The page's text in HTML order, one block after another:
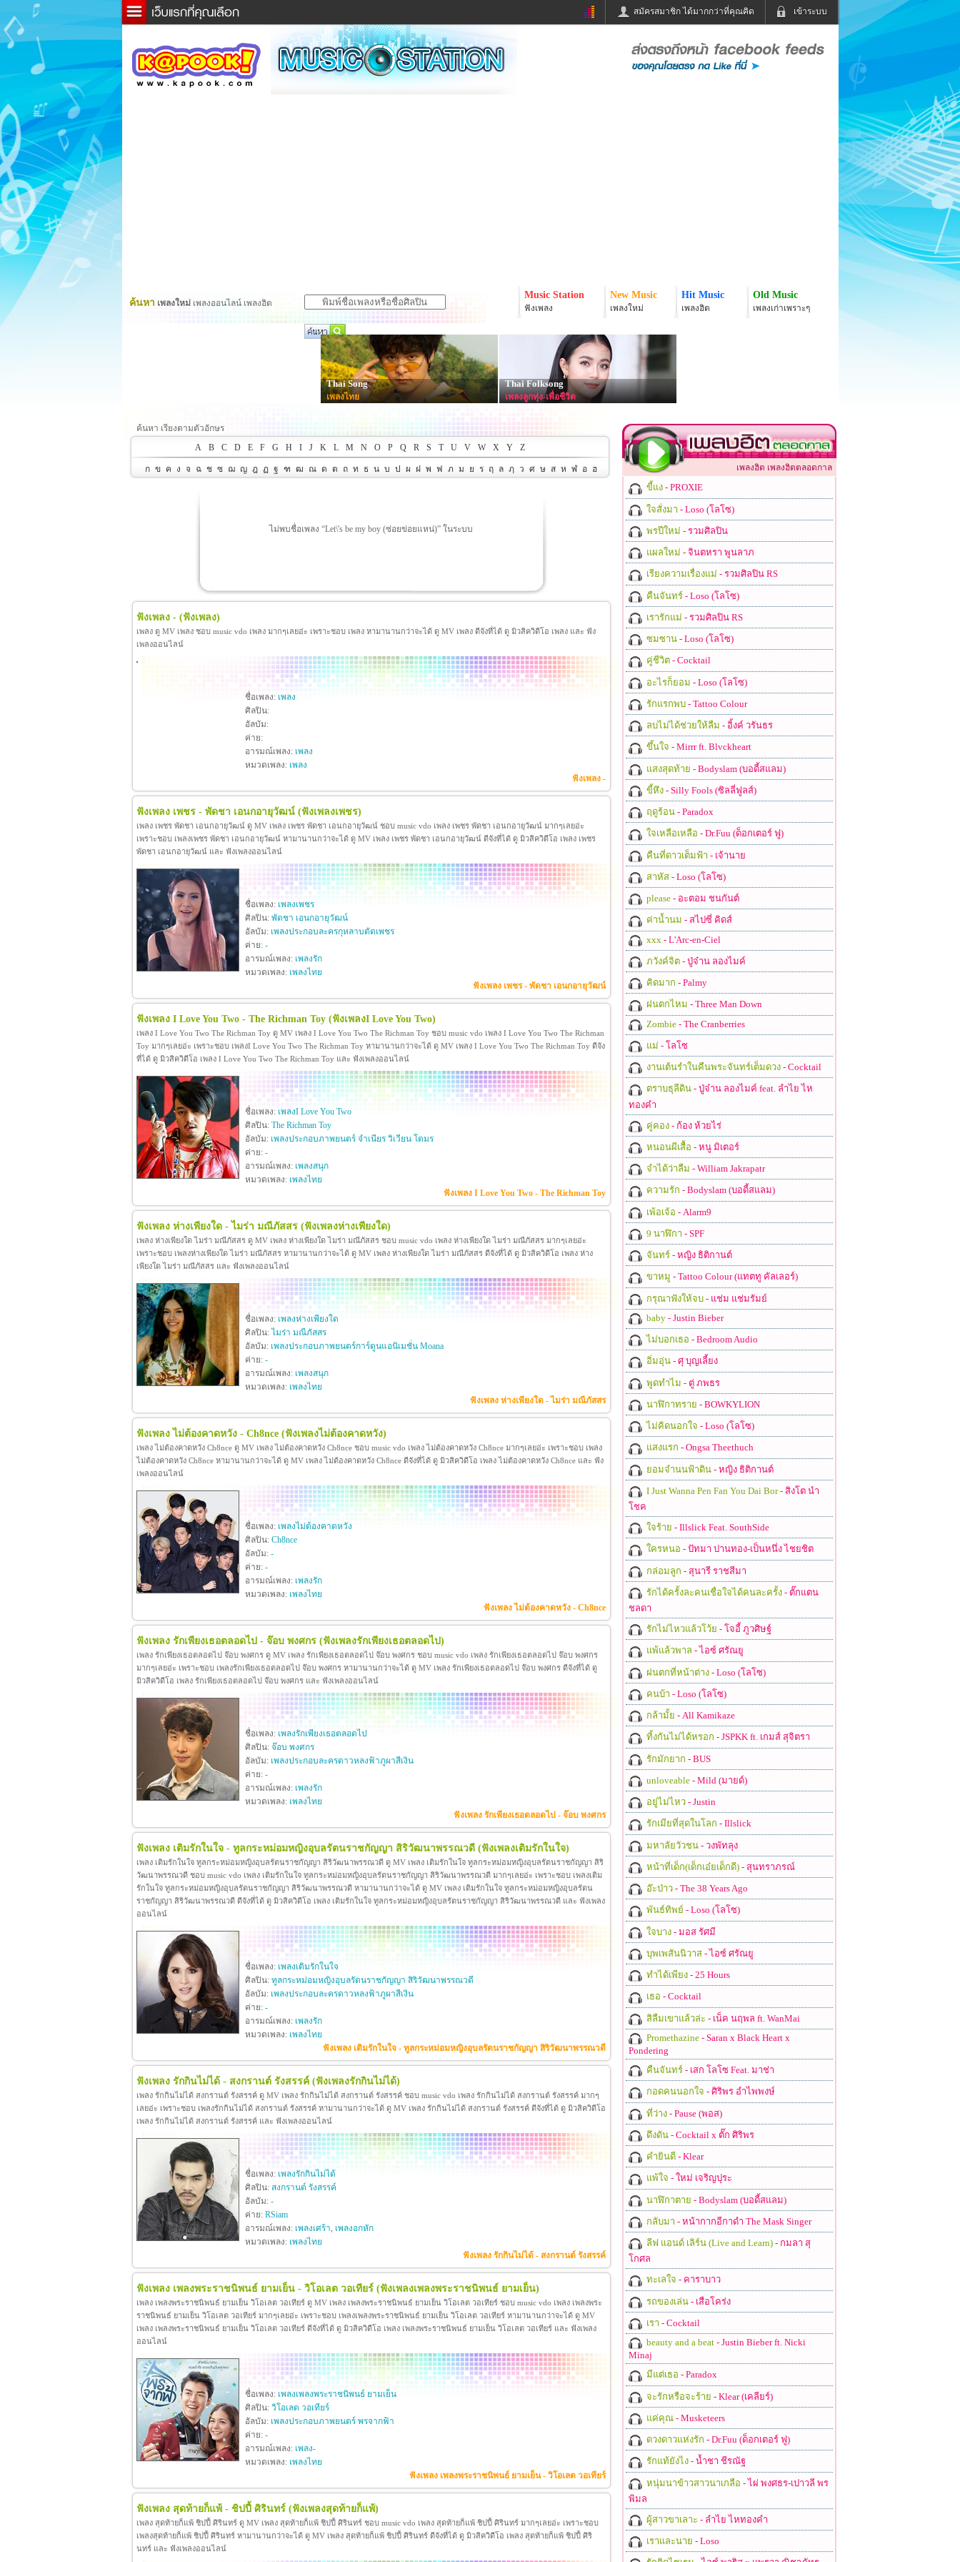
เข้าระบบ
สมัครสมาชิก ได้มากกว่าที่คุณคิด
ข่าวด่วน ข่าวสั้น
ละคร
หนังใหม่
ฟังวิทยุออนไลน์
หมากรุกไทย
Email
ค้นหา เพลงใหม่ เพลงออนไลน์ เพลงฮิต
Music Station
ฟังเพลง
New Music
เพลงใหม่
Hit Music
เพลงฮิต
Old Music
เพลงเก่าเพราะๆ
Thai Song
เพลงไทย
Thai Folksong
เพลงลูกทุ่ง-เพื่อชีวิต
ค้นหา เรียงตามตัวอักษร
A
B C D E F G H I J K L M N O P Q R S T U V W X Y Z
ก ข ค ง จ ฉ ช ซ ฌ ญ ฎ ฏ ฐ ฑ ฒ ณ ด ต ถ ท ธ น บ ป ผ ฝ พ ฟ ภ ม ย ร ฤ ล ฦ ว ศ ษ ส ห ฬ อ ฮ
ไม่พบชื่อเพลง “Let\'s be my boy (ซ่อยข่อยแหน่)” ในระบบ
ฟังเพลง - (ฟังเพลง)
เพลง ดู MV เพลง ชอบ music vdo เพลง มากๆเลยอ่ะ เพราะชอบ เพลง หามานานกว่าจะได้ ดู MV เพลง ดีจังที่ได้ ดู มิวสิควิดีโอ เพลง และ ฟัง
เพลงออนไลน์
ชื่อเพลง: เพลง
ศิลปิน:
อัลบัม:
ค่าย:
อารมณ์เพลง: เพลง
หมวดเพลง: เพลง
ฟังเพลง -
ฟังเพลง เพชร - พัดชา เอนกอายุวัฒน์ (ฟังเพลงเพชร)
เพลง เพชร พัดชา เอนกอายุวัฒน์ ดู MV เพลง เพชร พัดชา เอนกอายุวัฒน์ ชอบ music vdo เพลง เพชร พัดชา เอนกอายุวัฒน์ มากๆเลยอ่ะ
เพราะชอบ เพลงเพชร พัดชา เอนกอายุวัฒน์ หามานานกว่าจะได้ ดู MV เพลง เพชร พัดชา เอนกอายุวัฒน์ ดีจังที่ได้ ดู มิวสิควิดีโอ เพลง เพชร
พัดชา เอนกอายุวัฒน์ และ ฟังเพลงออนไลน์
ชื่อเพลง: เพลงเพชร
ศิลปิน: พัดชา เอนกอายุวัฒน์
อัลบัม: เพลงประกอบละครกุหลาบตัดเพชร
ค่าย: -
อารมณ์เพลง: เพลงรัก
หมวดเพลง: เพลงไทย
ฟังเพลง เพชร - พัดชา เอนกอายุวัฒน์
ฟังเพลง I Love You Two - The Richman Toy (ฟังเพลงI Love You Two)
เพลง I Love You Two The Richman Toy ดู MV เพลง I Love You Two The Richman Toy ชอบ music vdo เพลง I Love You Two The Richman
Toy มากๆเลยอ่ะ เพราะชอบ เพลงI Love You Two The Richman Toy หามานานกว่าจะได้ ดู MV เพลง I Love You Two The Richman Toy ดีจัง
ที่ได้ ดู มิวสิควิดีโอ เพลง I Love You Two The Richman Toy และ ฟังเพลงออนไลน์
ชื่อเพลง: เพลงI Love You Two
ศิลปิน: The Richman Toy
อัลบัม: เพลงประกอบภาพยนตร์ จำเนียร วิเวียน โตมร
ค่าย: -
อารมณ์เพลง: เพลงสนุก
หมวดเพลง: เพลงไทย
ฟังเพลง I Love You Two - The Richman Toy
ฟังเพลง ห่างเพียงใด - ไมร่า มณีภัสสร (ฟังเพลงห่างเพียงใด)
เพลง ห่างเพียงใด ไมร่า มณีภัสสร ดู MV เพลง ห่างเพียงใด ไมร่า มณีภัสสร ชอบ music vdo เพลง ห่างเพียงใด ไมร่า มณีภัสสร มากๆเลยอ่ะ
เพราะชอบ เพลงห่างเพียงใด ไมร่า มณีภัสสร หามานานกว่าจะได้ ดู MV เพลง ห่างเพียงใด ไมร่า มณีภัสสร ดีจังที่ได้ ดู มิวสิควิดีโอ เพลง ห่าง
เพียงใด ไมร่า มณีภัสสร และ ฟังเพลงออนไลน์
ชื่อเพลง: เพลงห่างเพียงใด
ศิลปิน: ไมร่า มณีภัสสร
อัลบัม: เพลงประกอบภาพยนตร์การ์ตูนแอนิเมชั่น Moana
ค่าย: -
อารมณ์เพลง: เพลงสนุก
หมวดเพลง: เพลงไทย
ฟังเพลง ห่างเพียงใด - ไมร่า มณีภัสสร
ฟังเพลง ไม่ต้องคาดหวัง - Ch8nce (ฟังเพลงไม่ต้องคาดหวัง)
เพลง ไม่ต้องคาดหวัง Ch8nce ดู MV เพลง ไม่ต้องคาดหวัง Ch8nce ชอบ music vdo เพลง ไม่ต้องคาดหวัง Ch8nce มากๆเลยอ่ะ เพราะชอบ เพลง
ไม่ต้องคาดหวัง Ch8nce หามานานกว่าจะได้ ดู MV เพลง ไม่ต้องคาดหวัง Ch8nce ดีจังที่ได้ ดู มิวสิควิดีโอ เพลง ไม่ต้องคาดหวัง Ch8nce และ ฟัง
เพลงออนไลน์
ชื่อเพลง: เพลงไม่ต้องคาดหวัง
ศิลปิน: Ch8nce
อัลบัม: -
ค่าย: -
อารมณ์เพลง: เพลงรัก
หมวดเพลง: เพลงไทย
ฟังเพลง ไม่ต้องคาดหวัง - Ch8nce
ฟังเพลง รักเพียงเธอตลอดไป - จ๊อบ พงศกร (ฟังเพลงรักเพียงเธอตลอดไป)
เพลง รักเพียงเธอตลอดไป จ๊อบ พงศกร ดู MV เพลง รักเพียงเธอตลอดไป จ๊อบ พงศกร ชอบ music vdo เพลง รักเพียงเธอตลอดไป จ๊อบ พงศกร
มากๆเลยอ่ะ เพราะชอบ เพลงรักเพียงเธอตลอดไป จ๊อบ พงศกร หามานานกว่าจะได้ ดู MV เพลง รักเพียงเธอตลอดไป จ๊อบ พงศกร ดีจังที่ได้ ดู
มิวสิควิดีโอ เพลง รักเพียงเธอตลอดไป จ๊อบ พงศกร และ ฟังเพลงออนไลน์
ชื่อเพลง: เพลงรักเพียงเธอตลอดไป
ศิลปิน: จ๊อบ พงศกร
อัลบัม: เพลงประกอบละครดาวหลงฟ้าภูผาสีเงิน
ค่าย: -
อารมณ์เพลง: เพลงรัก
หมวดเพลง: เพลงไทย
ฟังเพลง รักเพียงเธอตลอดไป - จ๊อบ พงศกร
ฟังเพลง เติมรักในใจ - ทูลกระหม่อมหญิงอุบลรัตนราชกัญญา สิริวัฒนาพรรณวดี (ฟังเพลงเติมรักในใจ)
เพลง เติมรักในใจ ทูลกระหม่อมหญิงอุบลรัตนราชกัญญา สิริวัฒนาพรรณวดี ดู MV เพลง เติมรักในใจ ทูลกระหม่อมหญิงอุบลรัตนราชกัญญา สิริ
วัฒนาพรรณวดี ชอบ music vdo เพลง เติมรักในใจ ทูลกระหม่อมหญิงอุบลรัตนราชกัญญา สิริวัฒนาพรรณวดี มากๆเลยอ่ะ เพราะชอบ เพลงเติม
รักในใจ ทูลกระหม่อมหญิงอุบลรัตนราชกัญญา สิริวัฒนาพรรณวดี หามานานกว่าจะได้ ดู MV เพลง เติมรักในใจ ทูลกระหม่อมหญิงอุบลรัตน
ราชกัญญา สิริวัฒนาพรรณวดี ดีจังที่ได้ ดู มิวสิควิดีโอ เพลง เติมรักในใจ ทูลกระหม่อมหญิงอุบลรัตนราชกัญญา สิริวัฒนาพรรณวดี และ ฟังเพลง
ออนไลน์
ชื่อเพลง: เพลงเติมรักในใจ
ศิลปิน: ทูลกระหม่อมหญิงอุบลรัตนราชกัญญา สิริวัฒนาพรรณวดี
อัลบัม: เพลงประกอบละครดาวหลงฟ้าภูผาสีเงิน
ค่าย: -
อารมณ์เพลง: เพลงรัก
หมวดเพลง: เพลงไทย
ฟังเพลง เติมรักในใจ - ทูลกระหม่อมหญิงอุบลรัตนราชกัญญา สิริวัฒนาพรรณวดี
ฟังเพลง รักกินไม่ได้ - สงกรานต์ รังสรรค์ (ฟังเพลงรักกินไม่ได้)
เพลง รักกินไม่ได้ สงกรานต์ รังสรรค์ ดู MV เพลง รักกินไม่ได้ สงกรานต์ รังสรรค์ ชอบ music vdo เพลง รักกินไม่ได้ สงกรานต์ รังสรรค์ มากๆ
เลยอ่ะ เพราะชอบ เพลงรักกินไม่ได้ สงกรานต์ รังสรรค์ หามานานกว่าจะได้ ดู MV เพลง รักกินไม่ได้ สงกรานต์ รังสรรค์ ดีจังที่ได้ ดู มิวสิควิดีโอ
เพลง รักกินไม่ได้ สงกรานต์ รังสรรค์ และ ฟังเพลงออนไลน์
ชื่อเพลง: เพลงรักกินไม่ได้
ศิลปิน: สงกรานต์ รังสรรค์
อัลบัม: -
ค่าย: RSiam
อารมณ์เพลง: เพลงเศร้า, เพลงอกหัก
หมวดเพลง: เพลงไทย
ฟังเพลง รักกินไม่ได้ - สงกรานต์ รังสรรค์
ฟังเพลง เพลงพระราชนิพนธ์ ยามเย็น - วิโอเลต วอเทียร์ (ฟังเพลงเพลงพระราชนิพนธ์ ยามเย็น)
เพลง เพลงพระราชนิพนธ์ ยามเย็น วิโอเลต วอเทียร์ ดู MV เพลง เพลงพระราชนิพนธ์ ยามเย็น วิโอเลต วอเทียร์ ชอบ music vdo เพลง เพลงพระ
ราชนิพนธ์ ยามเย็น วิโอเลต วอเทียร์ มากๆเลยอ่ะ เพราะชอบ เพลงเพลงพระราชนิพนธ์ ยามเย็น วิโอเลต วอเทียร์ หามานานกว่าจะได้ ดู MV
เพลง เพลงพระราชนิพนธ์ ยามเย็น วิโอเลต วอเทียร์ ดีจังที่ได้ ดู มิวสิควิดีโอ เพลง เพลงพระราชนิพนธ์ ยามเย็น วิโอเลต วอเทียร์ และ ฟังเพลง
ออนไลน์
ชื่อเพลง: เพลงเพลงพระราชนิพนธ์ ยามเย็น
ศิลปิน: วิโอเลต วอเทียร์
อัลบัม: เพลงประกอบภาพยนตร์ พรจากฟ้า
ค่าย: -
อารมณ์เพลง: เพลง-
หมวดเพลง: เพลงไทย
ฟังเพลง เพลงพระราชนิพนธ์ ยามเย็น - วิโอเลต วอเทียร์
ฟังเพลง สุดท้ายก็แพ้ - ชิปปี้ ศิรินทร์ (ฟังเพลงสุดท้ายก็แพ้)
เพลง สุดท้ายก็แพ้ ชิปปี้ ศิรินทร์ ดู MV เพลง สุดท้ายก็แพ้ ชิปปี้ ศิรินทร์ ชอบ music vdo เพลง สุดท้ายก็แพ้ ชิปปี้ ศิรินทร์ มากๆเลยอ่ะ เพราะชอบ
เพลงสุดท้ายก็แพ้ ชิปปี้ ศิรินทร์ หามานานกว่าจะได้ ดู MV เพลง สุดท้ายก็แพ้ ชิปปี้ ศิรินทร์ ดีจังที่ได้ ดู มิวสิควิดีโอ เพลง สุดท้ายก็แพ้ ชิปปี้ ศิริ
นทร์ และ ฟังเพลงออนไลน์
เพลงฮิต เพลงฮิตตลอดกาล
ขี้แง- PROXIE
ใจสั่งมา - Loso (โลโซ)
พรปีใหม่ - รวมศิลปิน
แผลใหม่ - จินตหรา พูนลาภ
เรียงความเรื่องแม่ - รวมศิลปิน RS
คืนจันทร์- Loso (โลโซ)
เรารักแม่ - รวมศิลปิน RS
ซมซาน- Loso (โลโซ)
คู่ชีวิต- Cocktail
อะไรก็ยอม - Loso (โลโซ)
รักแรกพบ- Tattoo Colour
ลบไม่ได้ช่วยให้ลืม - อิ้งค์ วรันธร
ขึ้นใจ - Mirrr ft. Blvckheart
แสงสุดท้าย - Bodyslam (บอดี้สแลม)
ขี้หึง- Silly Fools (ซิลลี่ฟูลส์)
ฤดูร้อน- Paradox
ใจเหลือเหลือ - Dr.Fuu (ด็อกเตอร์ ฟู)
คืนที่ดาวเต็มฟ้า - เจ้านาย
สาหัส- Loso (โลโซ)
please- อะตอม ชนกันต์
ค่าน้ำนม - สไปซี่ คิดส์
xxx - L'Arc-en-Ciel
ภวังค์จิต- ปู่จ๋าน ลองไมค์
คิดมาก - Palmy
ฝนตกไหม - Three Man Down
Zombie- The Cranberries
แม่ - โลโซ
งานเต้นรำในคืนพระจันทร์เต็มดวง- Cocktail
ตราบธุลีดิน- ปู่จ๋าน ลองไมค์ feat. ลำไย ไห
ทองคำ
คู่คอง- ก้อง ห้วยไร่
หนอนผีเสื้อ - หนู มิเตอร์
จำได้ว่าลืม - William Jakrapatr
ความรัก - Bodyslam (บอดี้สแลม)
เพ้อเจ้อ - Alarm9
9 นาฬิกา - SPF
จันทร์- หญิง ธิติกานต์
ขาหมู - Tattoo Colour (แทตทู คัลเลอร์)
กรุณาฟังให้จบ- แช่ม แช่มรัมย์
baby- Justin Bieber
ไม่บอกเธอ - Bedroom Audio
อิ่มอุ่น- ศุ บุญเลี้ยง
พูดทำไม - ตู่ ภพธร
นาฬิกาทราย - BOWKYLION
ไม่คิดนอกใจ - Loso (โลโซ)
แสงแรก - Ongsa Theethuch
ยอมจำนนฟ้าดิน- หญิง ธิติกานต์
I Just Wanna Pen Fan You Dai Bor- สิงโต นำ
โชค
ใจร้าย - Illslick Feat. SouthSide
ใครหนอ - ปัทมา ปานทอง-เป็นหนึ่ง ไชยชิต
กล่อมลูก - สุนารี ราชสีมา
รักได้ครั้งละคนเชื่อใจได้คนละครั้ง- ตั๊กแตน
ชลดา
รักไม่ไหวแล้วโว้ย - โจอี้ ภูวศิษฐ์
แพ้แล้วพาล - ไอซ์ ศรัณยู
ฝนตกที่หน้าต่าง- Loso (โลโซ)
คนบ้า - Loso (โลโซ)
กล้ามั้ย - All Kamikaze
ทิ้งกันไม่ได้หรอก - JSPKK ft. เกมส์ สุจิตรา
รักมักยาก - BUS
unloveable- Mild (มายด์)
อยู่ไม่ไหว- Justin
รักเมียที่สุดในโลก - Illslick
มหาลัยวัวชน- วงพัทลุง
หน้าที่เด็ก(เด็กเอ๋ยเด็กดี)- สุนทราภรณ์
อ๊ะป่าว- The 38 Years Ago
พันธ์ทิพย์ - Loso (โลโซ)
ใจบาง- มอส รัศมี
บุพเพสันนิวาส- ไอซ์ ศรัณยู
ทำได้เพียง- 25 Hours
เธอ - Cocktail
สิลืมเขาแล้วล่ะ - เน็ค นฤพล ft. WanMai
Promethazine- Saran x Black Heart x
Pondering
คืนจันทร์- เสก โลโซ Feat. มาช่า
กอดคนนอกใจ - ศิริพร อำไพพงษ์
ที่ว่าง- Pause (พอส)
ดึงดัน- Cocktail x ตั๊ก ศิริพร
คำยินดี- Klear
แพ้ใจ - ใหม่ เจริญปุระ
นาฬิกาตาย - Bodyslam (บอดี้สแลม)
กลับมา - หน้ากากอีกาดำ The Mask Singer
ลีฟ แอนด์ เลิร์น (Live and Learn)- กมลา สุ
โกศล
ทะเลใจ - คาราบาว
รถของเล่น- เสือโคร่ง
เรา - Cocktail
beauty and a beat- Justin Bieber ft. Nicki
Minaj
มีแต่เธอ - Paradox
จะรักหรือจะร้าย - Klear (เคลียร์)
แค่คุณ- Musketeers
ดวงดาวแห่งรัก - Dr.Fuu (ด็อกเตอร์ ฟู)
รักแท้ยังไง- น้ำชา ชีรณัฐ
หนุ่มนาข้าวสาวนาเกลือ - ไผ่ พงศธร-เปาวลี พร
พิมล
ผู้สาวขาเลาะ - ลำไย ไหทองคำ
เราและนาย - Loso